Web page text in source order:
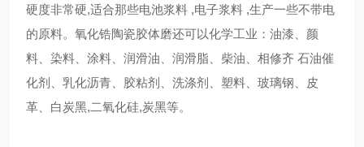
硬度非常硬,适合那些电池浆料 ,电子浆料 ,生产一些不带电
的原料。氧化锆陶瓷胶体磨还可以化学工业：油漆、颜
料、染料、涂料、润滑油、润滑脂、柴油、相修齐 石油催
化剂、乳化沥青、胶粘剂、洗涤剂、塑料、玻璃钢、皮
革、白炭黑,二氧化硅,炭黑等。